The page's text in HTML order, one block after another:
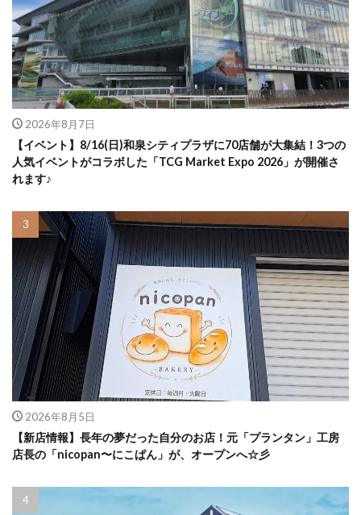
2026年8月7日
【イベント】8/16(日)和泉シティプラザに70店舗が大集結！3つの
人気イベントがコラボした「TCG Market Expo 2026」が開催さ
れます♪
2026年8月5日
【新店情報】長年の夢だった自分のお店！元「プランタン」工房
店長の「nicopan〜にこぱん」が、オープンへ☆彡